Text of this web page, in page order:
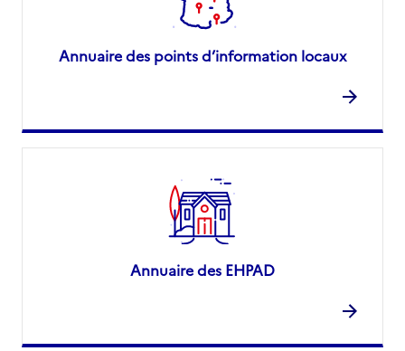
Annuaire des points d’information locaux
Annuaire des EHPAD